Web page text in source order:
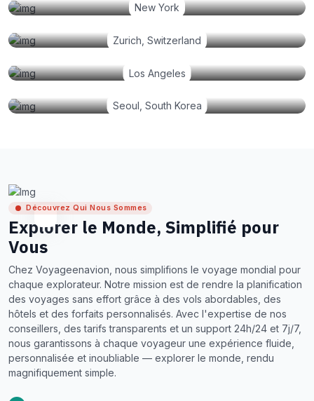
New York
Zurich, Switzerland
Los Angeles
Seoul, South Korea
Découvrez Qui Nous Sommes
Explorer le Monde, Simplifié pour
Vous
Chez Voyageenavion, nous simplifions le voyage mondial pour
chaque explorateur. Notre mission est de rendre la planification
des voyages sans effort grâce à des vols abordables, des
hôtels et des forfaits personnalisés. Avec l'expertise de nos
conseillers, des tarifs transparents et un support 24h/24 et 7j/7,
nous garantissons à chaque voyageur une expérience fluide,
personnalisée et inoubliable — explorer le monde, rendu
magnifiquement simple.